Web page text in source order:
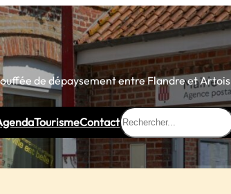
de dépaysement entre Flandre et Artois
TourismeContact
Rechercher